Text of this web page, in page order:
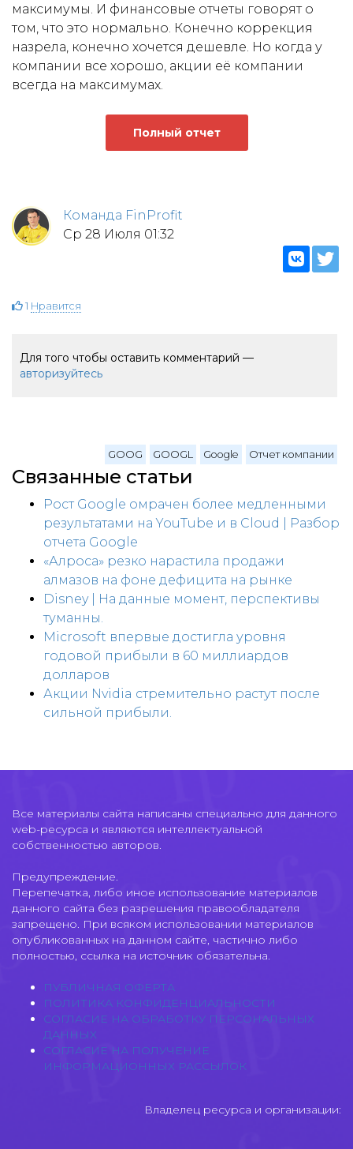
максимумы. И финансовые отчеты говорят о
том, что это нормально. Конечно коррекция
назрела, конечно хочется дешевле. Но когда у
компании все хорошо, акции её компании
всегда на максимумах.
Полный отчет
Команда FinProfit
Ср 28 Июля 01:32
1 Нравится
Для того чтобы оставить комментарий —
авторизуйтесь
GOOG GOOGL Google Отчет компании
Связанные статьи
Рост Google омрачен более медленными
результатами на YouTube и в Cloud | Разбор
отчета Google
«Алроса» резко нарастила продажи
алмазов на фоне дефицита на рынке
Disney | На данные момент, перспективы
туманны.
Microsoft впервые достигла уровня
годовой прибыли в 60 миллиардов
долларов
Акции Nvidia стремительно растут после
сильной прибыли.
Все материалы сайта написаны специально для данного
web-ресурса и являются интеллектуальной
собственностью авторов.
Предупреждение.
Перепечатка, либо иное использование материалов
данного сайта без разрешения правообладателя
запрещено. При всяком использовании материалов
опубликованных на данном сайте, частично либо
полностью, ссылка на источник обязательна.
ПУБЛИЧНАЯ ОФЕРТА
ПОЛИТИКА КОНФИДЕНЦИАЛЬНОСТИ
СОГЛАСИЕ НА ОБРАБОТКУ ПЕРСОНАЛЬНЫХ
ДАННЫХ
СОГЛАСИЕ НА ПОЛУЧЕНИЕ
ИНФОРМАЦИОННЫХ РАССЫЛОК
Владелец ресурса и организации: